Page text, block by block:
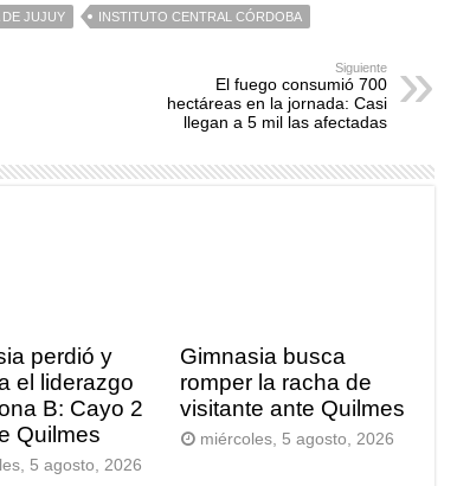
DE JUJUY INSTITUTO CENTRAL CÓRDOBA
Siguiente
El fuego consumió 700
hectáreas en la jornada: Casi
llegan a 5 mil las afectadas
perdió y
el liderazgo
B: Cayo 2
Quilmes
5 agosto, 2026
Gimnasia busca
romper la racha de
visitante ante Quilmes
miércoles, 5 agosto, 2026